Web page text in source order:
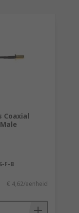
Coaxial
F-B
€ 4,62/eenheid